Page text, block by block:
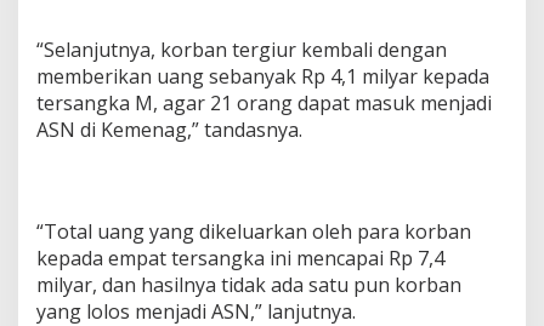
“Selanjutnya, korban tergiur kembali dengan
memberikan uang sebanyak Rp 4,1 milyar kepada
tersangka M, agar 21 orang dapat masuk menjadi
ASN di Kemenag,” tandasnya.
“Total uang yang dikeluarkan oleh para korban
kepada empat tersangka ini mencapai Rp 7,4
milyar, dan hasilnya tidak ada satu pun korban
yang lolos menjadi ASN,” lanjutnya.